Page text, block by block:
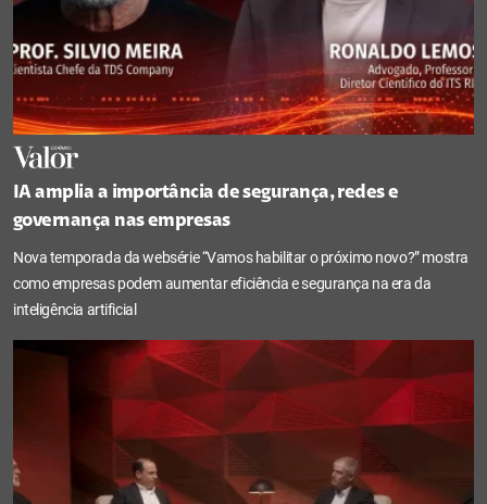
IA amplia a importância de segurança, redes e
governança nas empresas
Nova temporada da websérie “Vamos habilitar o próximo novo?” mostra
como empresas podem aumentar eficiência e segurança na era da
inteligência artificial